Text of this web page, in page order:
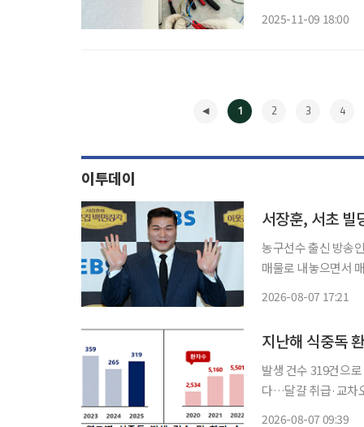
2025-11-09 18:00
1 2 3 4
이투데이
서장훈, 서초
농구선수 출신 방송
매물로 내놓으면서 매
2026-08-07 17:21
지난해 식중독
발생 건수 319건으
다…달걀 취급·교차오염 주의 지난해 국내 식중독 발생 건수와
2026-08-07 09:39